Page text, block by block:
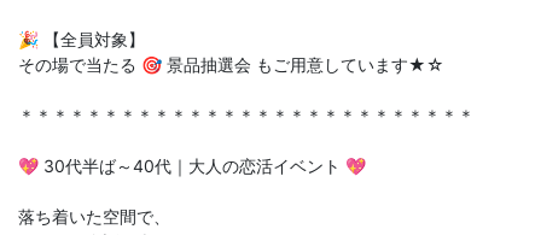
🎉 【全員対象】
その場で当たる 🎯 景品抽選会 もご用意しています★☆
＊＊＊＊＊＊＊＊＊＊＊＊＊＊＊＊＊＊＊＊＊＊＊＊＊＊＊
💖 30代半ば～40代｜大人の恋活イベント 💖
落ち着いた空間で、